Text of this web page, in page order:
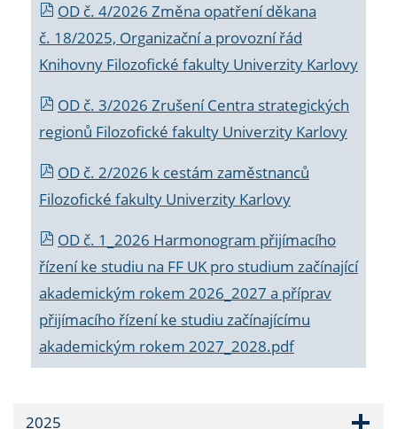
OD č. 4/2026 Změna opatření děkana
č. 18/2025, Organizační a provozní řád
Knihovny Filozofické fakulty Univerzity Karlovy
OD č. 3/2026 Zrušení Centra strategických
regionů Filozofické fakulty Univerzity Karlovy
OD č. 2/2026 k cestám zaměstnanců
Filozofické fakulty Univerzity Karlovy
OD č. 1_2026 Harmonogram přijímacího
řízení ke studiu na FF UK pro studium začínající
akademickým rokem 2026_2027 a příprav
přijímacího řízení ke studiu začínajícímu
akademickým rokem 2027_2028.pdf
2025